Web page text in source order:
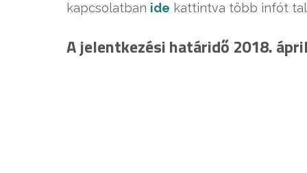
kapcsolatban ide kattintva több infót
A jelentkezési határidő 2018.